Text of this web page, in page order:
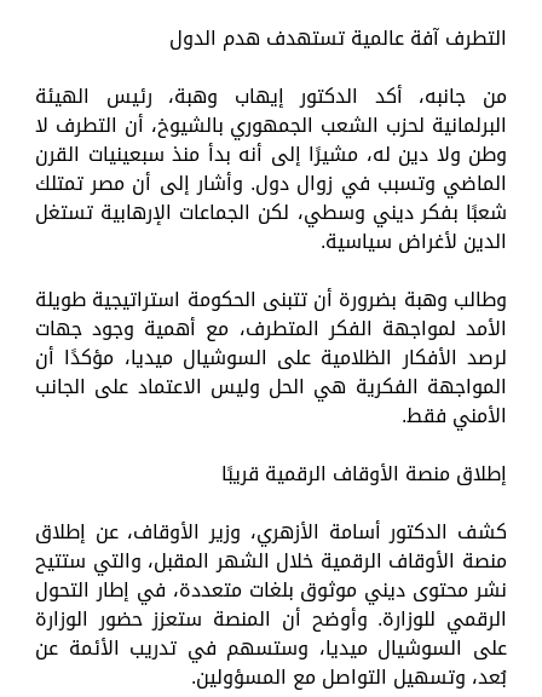
التطرف آفة عالمية تستهدف هدم الدول
من جانبه، أكد الدكتور إيهاب وهبة، رئيس الهيئة
البرلمانية لحزب الشعب الجمهوري بالشيوخ، أن التطرف لا
وطن ولا دين له، مشيرًا إلى أنه بدأ منذ سبعينيات القرن
الماضي وتسبب في زوال دول. وأشار إلى أن مصر تمتلك
شعبًا بفكر ديني وسطي، لكن الجماعات الإرهابية تستغل
الدين لأغراض سياسية.
وطالب وهبة بضرورة أن تتبنى الحكومة استراتيجية طويلة
الأمد لمواجهة الفكر المتطرف، مع أهمية وجود جهات
لرصد الأفكار الظلامية على السوشيال ميديا، مؤكدًا أن
المواجهة الفكرية هي الحل وليس الاعتماد على الجانب
الأمني فقط.
إطلاق منصة الأوقاف الرقمية قريبًا
كشف الدكتور أسامة الأزهري، وزير الأوقاف، عن إطلاق
منصة الأوقاف الرقمية خلال الشهر المقبل، والتي ستتيح
نشر محتوى ديني موثوق بلغات متعددة، في إطار التحول
الرقمي للوزارة. وأوضح أن المنصة ستعزز حضور الوزارة
على السوشيال ميديا، وستسهم في تدريب الأئمة عن
بُعد، وتسهيل التواصل مع المسؤولين.